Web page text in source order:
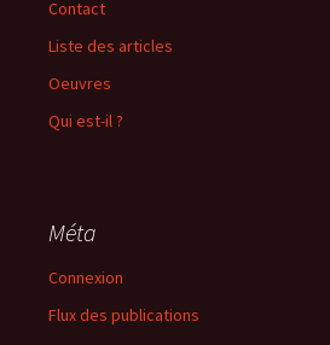
Contact
Liste des articles
Oeuvres
Qui est-il ?
Méta
Connexion
Flux des publications